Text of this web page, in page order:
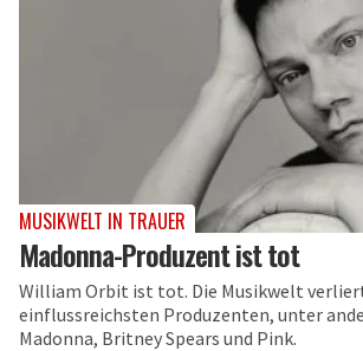
MUSIKWELT IN TRAUER
Madonna-Produzent ist tot
William Orbit ist tot. Die Musikwelt
einflussreichsten Produzenten, unter
Madonna, Britney Spears und Pink.